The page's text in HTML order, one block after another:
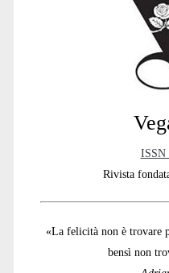
ISSN
Rivista
«La felicità non è trovare
bensì non